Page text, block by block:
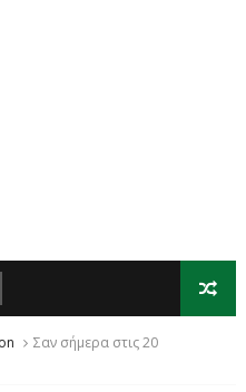
Σαν σήμερα στις 20